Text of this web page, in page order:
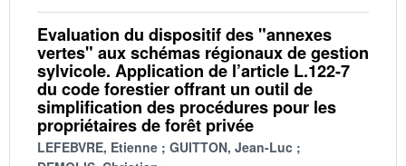
Evaluation du dispositif des "annexes
vertes" aux schémas régionaux de gestion
sylvicole. Application de l’article L.122-7
du code forestier offrant un outil de
simplification des procédures pour les
propriétaires de forêt privée
LEFEBVRE, Etienne
GUITTON, Jean-Luc